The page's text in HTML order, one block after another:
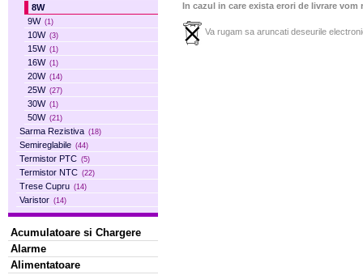
8W
9W (1)
10W (3)
15W (1)
16W (1)
20W (14)
25W (27)
30W (1)
50W (21)
Sarma Rezistiva (18)
Semireglabile (44)
Termistor PTC (5)
Termistor NTC (22)
Trese Cupru (14)
Varistor (14)
Acumulatoare si Chargere
Alarme
Alimentatoare
In cazul in care exista erori de livrare
Va rugam sa aruncati deseurile